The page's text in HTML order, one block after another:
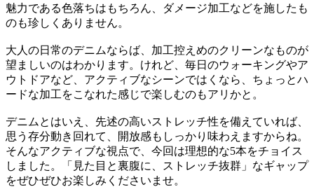
魅力である色落ちはもちろん、ダメージ加工などを施したも
のも珍しくありません。
大人の日常のデニムならば、加工控えめのクリーンなものが
望ましいのはわかります。けれど、毎日のウォーキングやア
ウトドアなど、アクティブなシーンではくなら、ちょっとハ
ードな加工をこなれた感じで楽しむのもアリかと。
デニムとはいえ、先述の高いストレッチ性を備えていれば、
思う存分動き回れて、開放感もしっかり味わえますからね。
そんなアクティブな視点で、今回は理想的な5本をチョイス
しました。「見た目と裏腹に、ストレッチ抜群」なギャップ
をぜひぜひお楽しみくださいませ。